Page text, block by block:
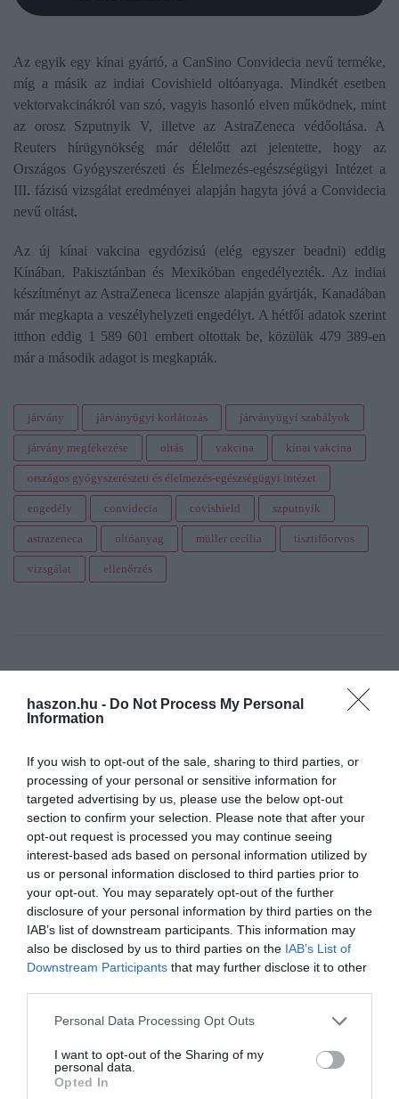
haszon.hu - Do Not Process My Personal
Information
If you wish to opt-out of the sale, sharing to third parties, or
processing of your personal or sensitive information for
targeted advertising by us, please use the below opt-out
section to confirm your selection. Please note that after your
opt-out request is processed you may continue seeing
interest-based ads based on personal information utilized by
us or personal information disclosed to third parties prior to
your opt-out. You may separately opt-out of the further
disclosure of your personal information by third parties on the
IAB’s list of downstream participants. This information may
also be disclosed by us to third parties on the IAB’s List of
Downstream Participants that may further disclose it to other
Please note that this website/app uses one or more Google
not limited to your visit or usage behaviour. You may click to
grant or deny consent to Google and its third-party tags to
use your data for below specified purposes in below Google
Personal Data Processing Opt Outs
I want to opt-out of the Sharing of my
personal data.
Opted In
Az egyik egy kínai gyártó, a CanSino Convidecia nevű terméke,
míg a másik az indiai Covishield oltóanyaga. Mindkét esetben
vektorvakcinákról van szó, vagyis hasonló elven működnek, mint
az orosz Szputnyik V, illetve az AstraZeneca védőoltása. A
Reuters hírügynökség már délelőtt azt jelentette, hogy az
Országos Gyógyszerészeti és Élelmezés-egészségügyi Intézet a
III. fázisú vizsgálat eredményei alapján hagyta jóvá a Convidecia
nevű oltást.
Az új kínai vakcina egydózisú (elég egyszer beadni) eddig
Kínában, Pakisztánban és Mexikóban engedélyezték. Az indiai
készítményt az AstraZeneca licensze alapján gyártják, Kanadában
már megkapta a veszélyhelyzeti engedélyt. A hétfői adatok szerint
itthon eddig 1 589 601 embert oltottak be, közülük 479 389-en
már a második adagot is megkapták.
járvány járványügyi korlátozás járványügyi szabályok
járvány megfékezése oltás vakcina kínai vakcina
országos gyógyszerészeti és élelmezés-egészségügyi intézet
engedély convidecia covishield szputnyik
astrazeneca oltóanyag müller cecília tisztifőorvos
vizsgálat ellenőrzés